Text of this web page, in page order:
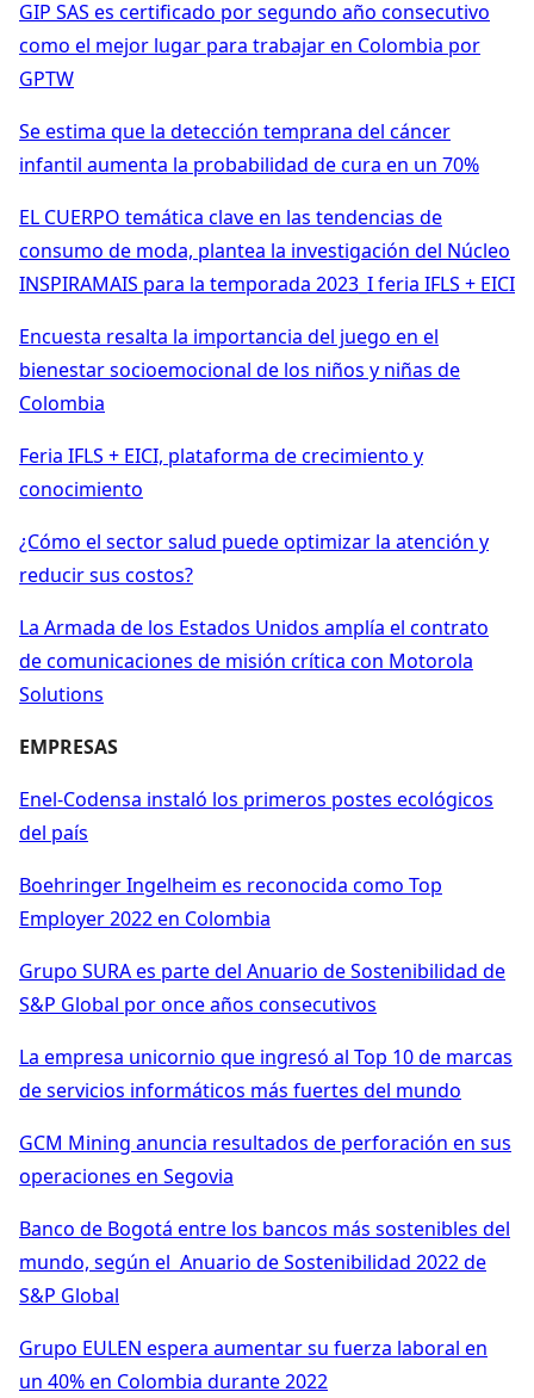
GIP SAS es certificado por segundo año consecutivo
como el mejor lugar para trabajar en Colombia por
GPTW
Se estima que la detección temprana del cáncer
infantil aumenta la probabilidad de cura en un 70%
EL CUERPO temática clave en las tendencias de
consumo de moda, plantea la investigación del Núcleo
INSPIRAMAIS para la temporada 2023_I feria IFLS + EICI
Encuesta resalta la importancia del juego en el
bienestar socioemocional de los niños y niñas de
Colombia
Feria IFLS + EICI, plataforma de crecimiento y
conocimiento
¿Cómo el sector salud puede optimizar la atención y
reducir sus costos?
La Armada de los Estados Unidos amplía el contrato
de comunicaciones de misión crítica con Motorola
Solutions
EMPRESAS
Enel-Codensa instaló los primeros postes ecológicos
del país
Boehringer Ingelheim es reconocida como Top
Employer 2022 en Colombia
Grupo SURA es parte del Anuario de Sostenibilidad de
S&P Global por once años consecutivos
La empresa unicornio que ingresó al Top 10 de marcas
de servicios informáticos más fuertes del mundo
GCM Mining anuncia resultados de perforación en sus
operaciones en Segovia
Banco de Bogotá entre los bancos más sostenibles del
mundo, según el Anuario de Sostenibilidad 2022 de
S&P Global
Grupo EULEN espera aumentar su fuerza laboral en
un 40% en Colombia durante 2022